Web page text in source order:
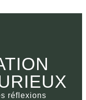
réflexions